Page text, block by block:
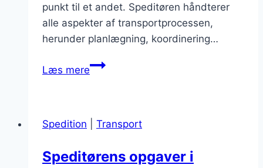
punkt til et andet. Speditøren håndterer
alle aspekter af transportprocessen,
herunder planlægning, koordinering…
Læs mereSpeditør
Spedition
Transport
Speditørens opgaver i